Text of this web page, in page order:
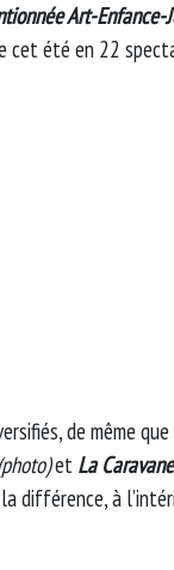
Art-Enfance-
cet été en 22
de même que
et La
différence, à